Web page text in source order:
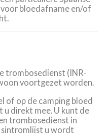
bloedafname en/of
trombosedienst (INR-
voortgezet worden.
of op de camping bloed
u direkt mee. U kunt de
trombosedienst in
sintromlijst u wordt